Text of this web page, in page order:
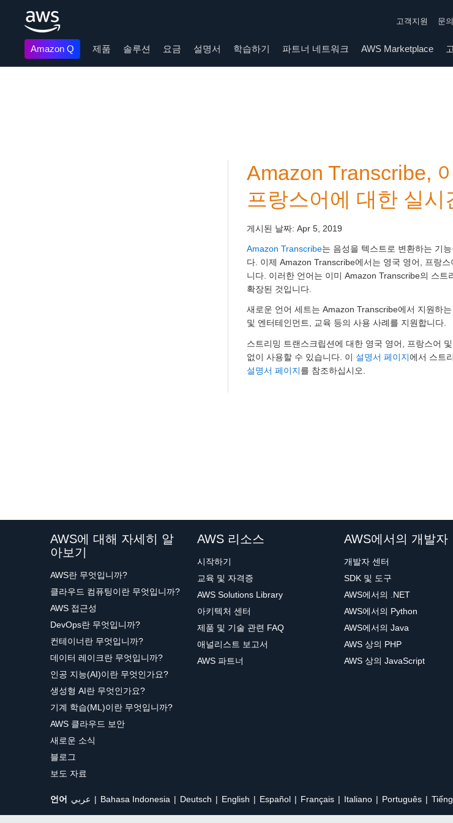
고객지원 문
Amazon Q 제품 솔루션 요금 설명서 학습하기 파트너 네트워크 AWS Marketplace
Amazon Transcribe,
프랑스어에 대한 실시
게시된 날짜: Apr 5, 2019
Amazon Transcribe는 음성을 텍스트로 변환하는 기
다. 이제 Amazon Transcribe에서는 영국 영어, 프랑
니다. 이러한 언어는 이미 Amazon Transcribe의 스
확장된 것입니다.
새로운 언어 세트는 Amazon Transcribe에서 지원하
및 엔터테인먼트, 교육 등의 사용 사례를 지원합니다.
스트리밍 트랜스크립션에 대한 영국 영어, 프랑스어
없이 사용할 수 있습니다. 이 설명서 페이지에서 스트
설명서 페이지를 참조하십시오.
AWS에 대해 자세히 알
아보기
AWS란 무엇입니까?
클라우드 컴퓨팅이란 무엇입니까?
AWS 접근성
DevOps란 무엇입니까?
컨테이너란 무엇입니까?
데이터 레이크란 무엇입니까?
인공 지능(AI)이란 무엇인가요?
생성형 AI란 무엇인가요?
기계 학습(ML)이란 무엇입니까?
AWS 클라우드 보안
새로운 소식
블로그
보도 자료
AWS 리소스
시작하기
교육 및 자격증
AWS Solutions Library
아키텍처 센터
제품 및 기술 관련 FAQ
애널리스트 보고서
AWS 파트너
AWS에서의 개발자
개발자 센터
SDK 및 도구
AWS에서의 .NET
AWS에서의 Python
AWS에서의 Java
AWS 상의 PHP
AWS 상의 JavaScript
언어 عربي Bahasa Indonesia Deutsch English Español Français Italiano Português